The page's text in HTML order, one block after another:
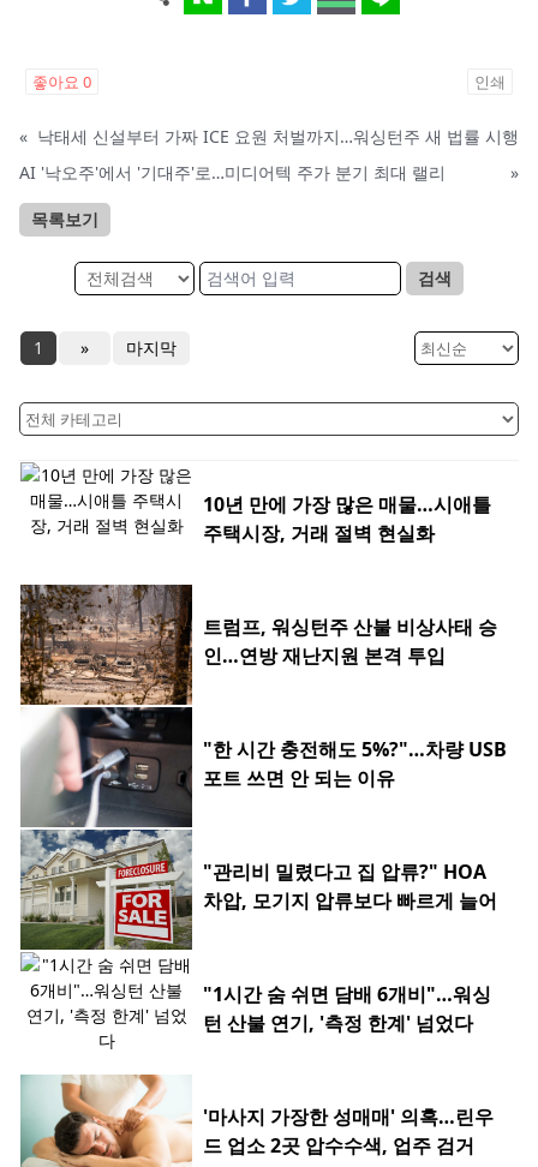
좋아요 0 인쇄
« 낙태세 신설부터 가짜 ICE 요원 처벌까지…워싱턴주 새 법률 시행
AI '낙오주'에서 '기대주'로…미디어텍 주가 분기 최대 랠리
»
목록보기
검색
1 » 마지막
10년 만에 가장 많은 매물…시애틀
주택시장, 거래 절벽 현실화
트럼프, 워싱턴주 산불 비상사태 승
인…연방 재난지원 본격 투입
"한 시간 충전해도 5%?"…차량 USB
포트 쓰면 안 되는 이유
"관리비 밀렸다고 집 압류?" HOA
차압, 모기지 압류보다 빠르게 늘어
"1시간 숨 쉬면 담배 6개비"…워싱
턴 산불 연기, '측정 한계' 넘었다
'마사지 가장한 성매매' 의혹…린우
드 업소 2곳 압수수색, 업주 검거